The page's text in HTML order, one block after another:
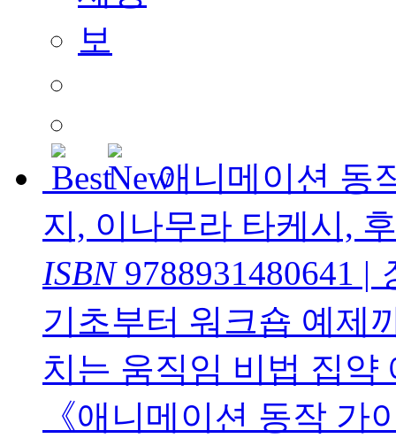
애니메이션 동
지, 이나무라 타케시,
ISBN9788931480641 |
기초부터 워크숍 예제
치는 움직임 비법 집약
《애니메이션 동작